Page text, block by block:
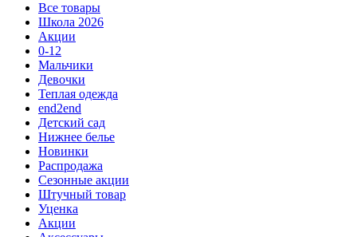
Все товары
Школа 2026
Акции
0-12
Мальчики
Девочки
Теплая одежда
end2end
Детский сад
Нижнее белье
Новинки
Распродажа
Сезонные акции
Штучный товар
Уценка
Акции